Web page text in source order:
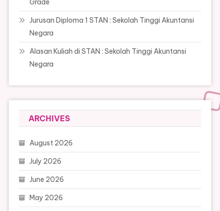
Grade
Jurusan Diploma 1 STAN : Sekolah Tinggi Akuntansi
Negara
Alasan Kuliah di STAN : Sekolah Tinggi Akuntansi
Negara
ARCHIVES
August 2026
July 2026
June 2026
May 2026